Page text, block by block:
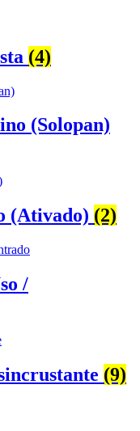
(4)
(Solopan)
(Ativado) (2)
/
(9)